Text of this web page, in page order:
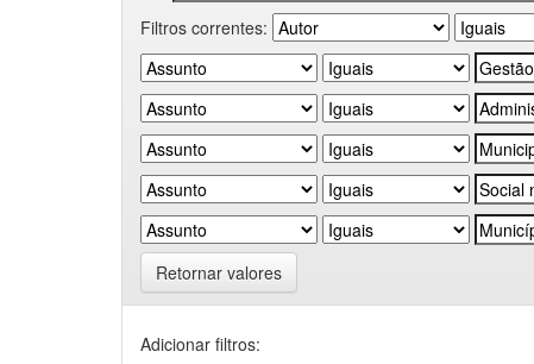
Filtros correntes:
Retornar valores
Adicionar filtros: